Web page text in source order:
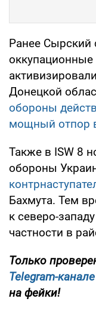
Ранее Сырский
оккупационные
Донецкой
обороны
мощный отпор
Также в ISW 8
обороны
Бахмута. Тем
к северо-
частности в
Только
Telegram-канале
на фейки!